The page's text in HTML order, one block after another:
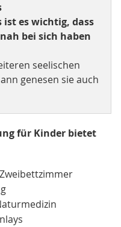
es wichtig, dass
bei sich haben
seelischen
genesen sie auch
für Kinder bietet